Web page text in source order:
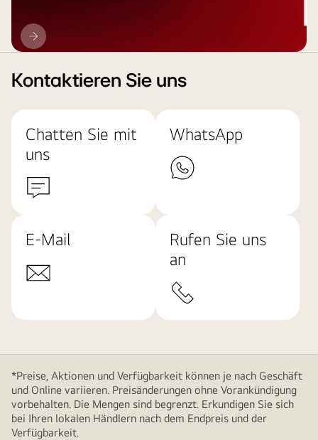
LG
Aktualisieren
Kontaktieren Sie uns
Chatten Sie mit
uns
WhatsApp
E-Mail
Rufen Sie uns
an
*Preise, Aktionen und Verfügbarkeit können je nach Geschäft
und Online variieren. Preisänderungen ohne Vorankündigung
vorbehalten. Die Mengen sind begrenzt. Erkundigen Sie sich
bei Ihren lokalen Händlern nach dem Endpreis und der
Verfügbarkeit.